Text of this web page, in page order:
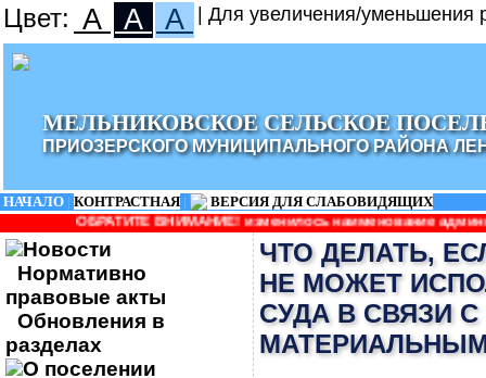
Цвет: A A A | Для увеличения/
МЕЛЬНИКОВСКОЕ СЕЛЬСКОЕ
ПРИОЗЕРСКОГО МУНИЦИПАЛЬНОГО РАЙОНА
НАЧАЛО | КОНТРАСТНАЯ |
ВЕРСИЯ ДЛЯ СЛАБОВИДЯЩИХ
ВНИМАНИЕ! изменилось наименование администрации:
Новости
Нормативно
правовые акты
Обновления в
разделах
О поселении
ЧТО ДЕЛАТЬ,
НЕ МОЖЕТ
СУДА В СВЯЗИ